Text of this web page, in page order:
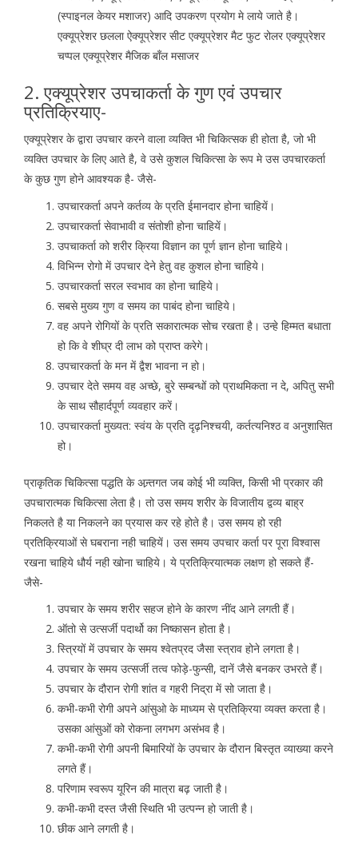
(स्पाइनल केयर मशाजर) आदि उपकरण प्रयोग मे लाये जाते है।
एक्यूप्रेशर छलला ऐक्यूप्रेशर सीट एक्यूप्रेशर मैट फुट रोलर एक्यूप्रेशर
चप्पल एक्यूप्रेशर मैजिक बॉंल मसाजर
2. एक्यूप्रेशर उपचाकर्ता के गुण एवं उपचार
प्रतिक्रियाए-
एक्यूप्रेशर के द्वारा उपचार करने वाला व्यक्ति भी चिकित्सक ही होता है, जो भी
व्यक्ति उपचार के लिए आते है, वे उसे कुशल चिकित्सा के रूप मे उस उपचारकर्ता
के कुछ गुण होने आवश्यक है- जैसे-
उपचारकर्ता अपने कर्तव्य के प्रति ईमानदार होना चाहियें।
उपचारकर्ता सेवाभावी व संतोशी होना चाहियें।
उपचाकर्ता को शरीर क्रिया विज्ञान का पूर्ण ज्ञान होना चाहिये।
विभिन्न रोगो में उपचार देने हेतु वह कुशल होना चाहिये।
उपचारकर्ता सरल स्वभाव का होना चाहिये।
सबसे मुख्य गुण व समय का पाबंद होना चाहिये।
वह अपने रोगियों के प्रति सकारात्मक सोच रखता है। उन्हे हिम्मत बधाता
हो कि वे शीघ्र दी लाभ को प्राप्त करेगे।
उपचारकर्ता के मन में द्वैश भावना न हो।
उपचार देते समय वह अच्छे, बुरे सम्बन्धों को प्राथमिकता न दे, अपितु सभी
के साथ सौहार्दपूर्ण व्यवहार करें।
उपचारकर्ता मुख्यत: स्वंय के प्रति दृढ़निश्चयी, कर्तत्यनिश्ठ व अनुशासित
हो।
प्राकृतिक चिकित्सा पद्धति के अन्र्तगत जब कोई भी व्यक्ति, किसी भी प्रकार की
उपचारात्मक चिकित्सा लेता है। तो उस समय शरीर के विजातीय द्वव्य बाह्र
निकलते है या निकलने का प्रयास कर रहे होते है। उस समय हो रही
प्रतिक्रियाओं से घबराना नही चाहियें। उस समय उपचार कर्ता पर पूरा विश्वास
रखना चाहिये धौर्य नही खोना चाहिये। ये प्रतिक्रियात्मक लक्षण हो सकते हैं-
जैसे-
उपचार के समय शरीर सहज होने के कारण नींद आने लगती हैं।
ऑतो से उत्सर्जी पदार्थो का निष्कासन होता है।
स्त्रियों में उपचार के समय श्वेतप्रद जैसा स्त्राव होने लगता है।
उपचार के समय उत्सर्जी तत्व फोड़े-फुन्सी, दानें जैसे बनकर उभरते हैं।
उपचार के दौरान रोगी शांत व गहरी निद्रा में सो जाता है।
कभी-कभी रोगी अपने आंसुओ के माध्यम से प्रतिक्रिया व्यक्त करता है।
उसका आंसुओं को रोकना लगभग असंभव है।
कभी-कभी रोगी अपनी बिमारियों के उपचार के दौरान बिस्तृत व्याख्या करने
लगते हैं।
परिणाम स्वरूप यूरिन की मात्रा बढ़ जाती है।
कभी-कभी दस्त जैसी स्थिति भी उत्पन्न हो जाती है।
छीक आने लगती है।